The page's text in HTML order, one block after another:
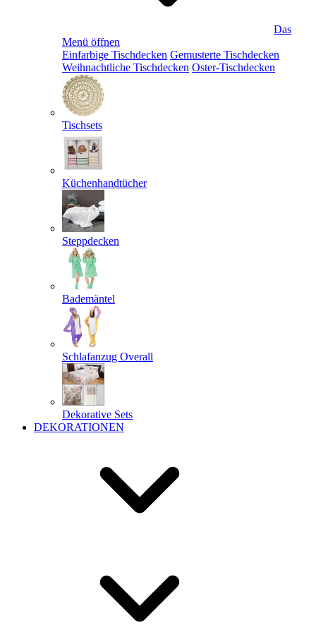
Das
Menü öffnen
Einfarbige Tischdecken Gemusterte Tischdecken
Weihnachtliche Tischdecken Oster-Tischdecken
Tischsets
Küchenhandtücher
Steppdecken
Bademäntel
Schlafanzug Overall
Dekorative Sets
DEKORATIONEN